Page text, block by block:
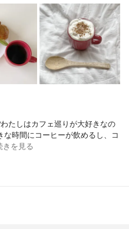
たしはカフェ巡りが大好きなの
時間にコーヒーが飲めるし、コ
きを見る